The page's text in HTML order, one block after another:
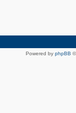
Powered by phpBB